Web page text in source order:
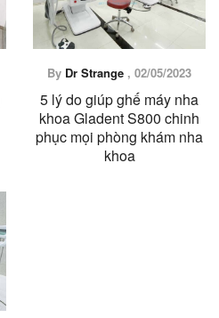
By Dr Strange , 02/05/2023
5 lý do giúp ghế máy nha
khoa Gladent S800 chinh
phục mọi phòng khám nha
khoa